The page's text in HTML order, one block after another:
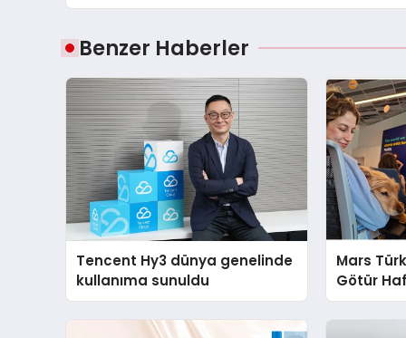
Benzer Haberler
Tencent Hy3 dünya genelinde
kullanıma sunuldu
Mars
Götür